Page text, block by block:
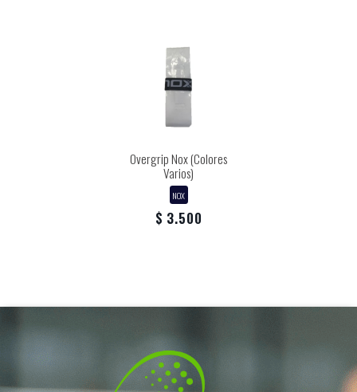
Overgrip Nox (Colores
Varios)
NOX
$ 3.500